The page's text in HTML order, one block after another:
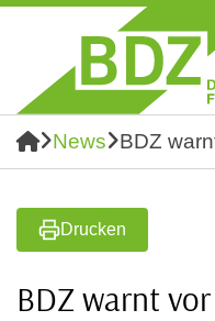
News BDZ
Drucken
BDZ warnt